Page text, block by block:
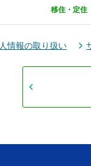
移住・定住
情報の取り扱い